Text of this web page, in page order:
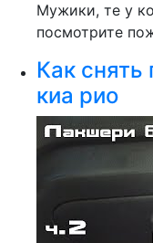
Мужики, те у
посмотрите
Как
киа рио